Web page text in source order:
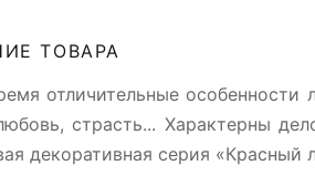
ТОВАРА
отличительные особенности
страсть... Характерны
декоративная серия